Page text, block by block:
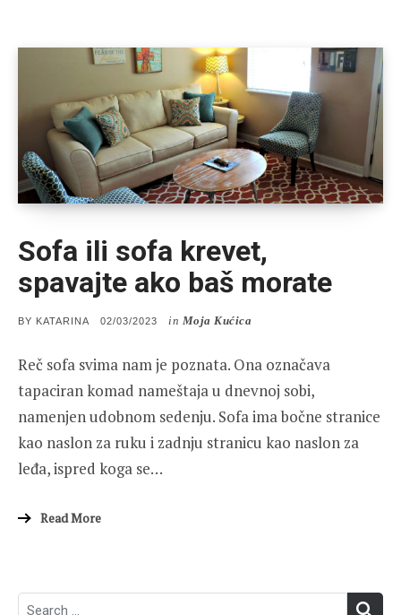
Sofa ili sofa krevet,
spavajte ako baš morate
BY KATARINA
POSTED
02/03/2023 in Moja Kućica
Reč sofa svima nam je poznata. Ona označava
tapaciran komad nameštaja u dnevnoj sobi,
namenjen udobnom sedenju. Sofa ima bočne stranice
kao naslon za ruku i zadnju stranicu kao naslon za
leđa, ispred koga se…
Read More
Search